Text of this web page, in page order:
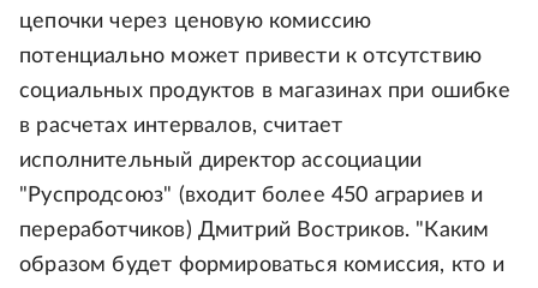
цепочки через ценовую комиссию
потенциально может привести к отсутствию
социальных продуктов в магазинах при ошибке
в расчетах интервалов, считает
исполнительный директор ассоциации
"Руспродсоюз" (входит более 450 аграриев и
переработчиков) Дмитрий Востриков. "Каким
образом будет формироваться комиссия, кто и